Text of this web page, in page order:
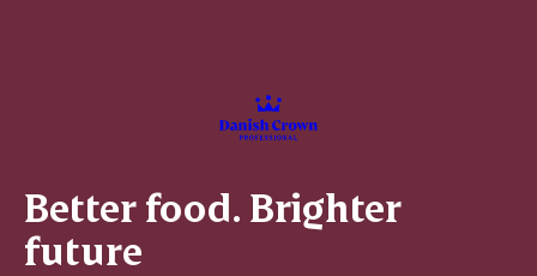
Better food. Brighter
future